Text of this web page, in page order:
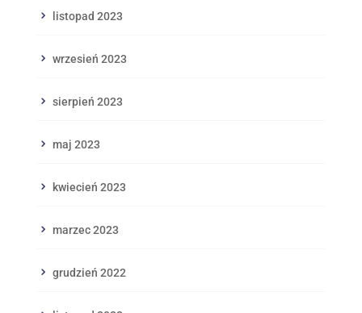
listopad 2023
wrzesień 2023
sierpień 2023
maj 2023
kwiecień 2023
marzec 2023
grudzień 2022